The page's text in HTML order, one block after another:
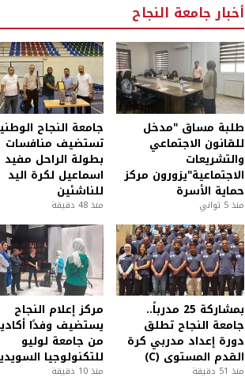
أخبار جامعة النجاح
طلبة مساق "مدخل
للقانون الاجتماعي
والتشريعات
الاجتماعية"يزورون مركز
حماية الأسرة
منذ 5 ثواني
جامعة النجاح
تستضيف منافسات
بطولة الراحل مفيد
اسماعيل لكرة اليد
للناشئين
منذ 48 دقيقة
بمشاركة 25 مدرباً..
جامعة النجاح تطلق
دورة إعداد مدربي كرة
القدم المستوى (C)
منذ 51 دقيقة
مركز إعلام النجاح
يستضيف وفدًا
من جامعة لوليو
للتكنولوجيا
منذ 10 دقيقة